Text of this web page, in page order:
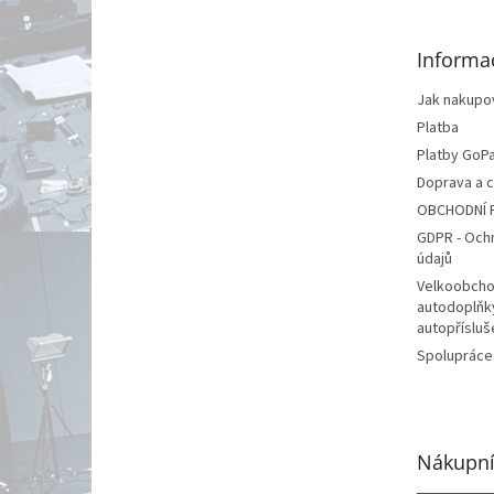
í
Jak
Platba
Platby
Doprava a
OBCHODNÍ
GDPR -
údajů